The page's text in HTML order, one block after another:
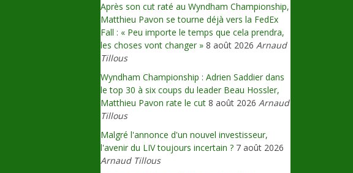
Après son cut raté au Wyndham Championship,
Matthieu Pavon se tourne déjà vers la FedEx
Fall : « Peu importe le temps que cela prendra,
les choses vont changer » 8 août 2026 Arnaud
Tillous
Wyndham Championship : Adrien Saddier dans
le top 30 à six coups du leader Beau Hossler,
Matthieu Pavon rate le cut 8 août 2026 Arnaud
Tillous
Malgré l'annonce d'un nouvel investisseur,
l'avenir du LIV toujours incertain ? 7 août 2026
Arnaud Tillous